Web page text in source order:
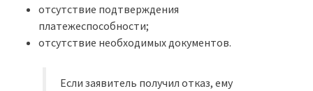
отсутствие подтверждения
платежеспособности;
отсутствие необходимых документов.
Если заявитель получил отказ, ему